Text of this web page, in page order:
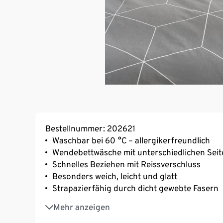
Bestellnummer: 202621
Waschbar bei 60 °C – allergikerfreundlich
Wendebettwäsche mit unterschiedlichen
Schnelles Beziehen mit Reissverschluss
Besonders weich, leicht und glatt
Strapazierfähig durch dicht gewebte Fasern
Mehr anzeigen
Temperaturausgleichend und saugfähig